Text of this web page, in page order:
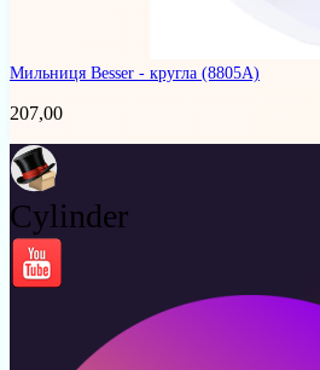
Мильниця Besser - кругла (8805A)
207,00
Cylinder